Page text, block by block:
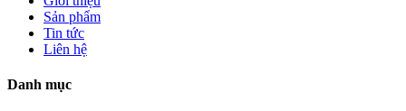
Sản phẩm
Tin tức
Liên hệ
Danh mục